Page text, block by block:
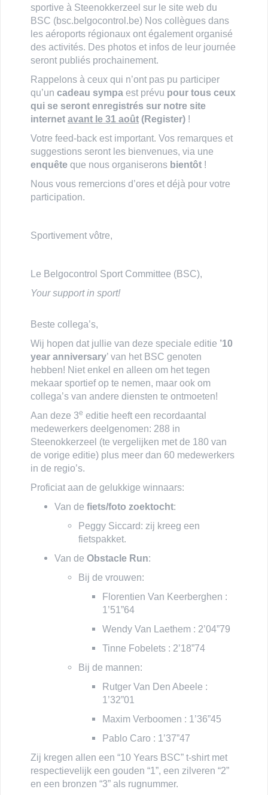
sportive à Steenokkerzeel sur le site web du
BSC (bsc.belgocontrol.be) Nos collègues dans
les aéroports régionaux ont également organisé
des activités. Des photos et infos de leur journée
seront publiés prochainement.
Rappelons à ceux qui n’ont pas pu participer
qu’un cadeau sympa est prévu pour tous ceux
qui se seront enregistrés sur notre site
internet avant le 31 août (Register) !
Votre feed-back est important. Vos remarques et
suggestions seront les bienvenues, via une
enquête que nous organiserons bientôt !
Nous vous remercions d’ores et déjà pour votre
participation.
Sportivement vôtre,
Le Belgocontrol Sport Committee (BSC),
Your support in sport!
Beste collega’s,
Wij hopen dat jullie van deze speciale editie ’10
year anniversary’ van het BSC genoten
hebben! Niet enkel en alleen om het tegen
mekaar sportief op te nemen, maar ook om
collega’s van andere diensten te ontmoeten!
Aan deze 3e editie heeft een recordaantal
medewerkers deelgenomen: 288 in
Steenokkerzeel (te vergelijken met de 180 van
de vorige editie) plus meer dan 60 medewerkers
in de regio’s.
Proficiat aan de gelukkige winnaars:
Van de fiets/foto zoektocht:
Peggy Siccard: zij kreeg een
fietspakket.
Van de Obstacle Run:
Bij de vrouwen:
Florentien Van Keerberghen :
1’51”64
Wendy Van Laethem : 2’04”79
Tinne Fobelets : 2’18”74
Bij de mannen:
Rutger Van Den Abeele :
1’32”01
Maxim Verboomen : 1’36”45
Pablo Caro : 1’37”47
Zij kregen allen een “10 Years BSC” t-shirt met
respectievelijk een gouden “1”, een zilveren “2”
en een bronzen “3” als rugnummer.